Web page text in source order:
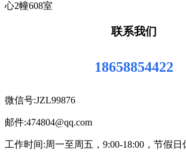
心2幢608室
联系我们
18658854422
微信号:JZL99876
邮件:474804@qq.com
工作时间:周一至周五，9:00-18:00，节假日